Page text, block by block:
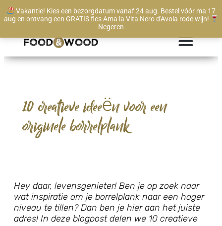
Vakantie! Kies een bezorgdatum vanaf 24 aug. Bestel vóór ma 17
aug en ontvang een GRATIS fles Ama la Vita Nero d'Avola rode wijn!
Negeren
Te bestellen vanaf 1 stuk
10 creatieve ideeën voor een
originele borrelplank
Hey daar, levensgenieter! Ben je op zoek naar
wat inspiratie om je borrelplank naar een hoger
niveau te tillen? Dan ben je hier aan het juiste
adres! In deze blogpost delen we 10 creatieve